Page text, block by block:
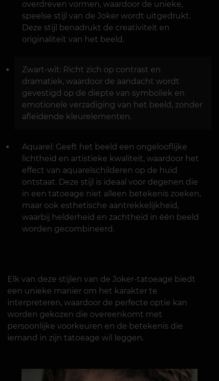
overdreven vormen, waardoor de unieke,
speelse stijl van de Joker wordt uitgedrukt.
Deze stijl benadrukt de creativiteit en
originaliteit van het beeld.
Zwart-wit: Richt zich op contrast en
dramatiek, waardoor de aandacht wordt
gevestigd op de diepte van symboliek en
emotionele verzadiging van het beeld, zonder
afleidende kleurelementen.
Aquarel: Geeft het beeld een ongelooflijke
lichtheid en artistieke kwaliteit, waardoor het
effect van aquarelschilderen op de huid
ontstaat. Deze stijl is ideaal voor degenen die
in een tatoeage niet alleen betekenis zoeken,
maar ook esthetische aantrekkelijkheid,
waarbij helderheid en zachtheid in één beeld
worden gecombineerd.
Elk van deze stijlen van de Joker-tatoeage biedt
een unieke manier om het karakter te
interpreteren, waardoor de perfecte optie kan
worden gekozen die overeenkomt met
persoonlijke voorkeuren en de betekenis die
iemand in zijn tatoeage wil leggen.